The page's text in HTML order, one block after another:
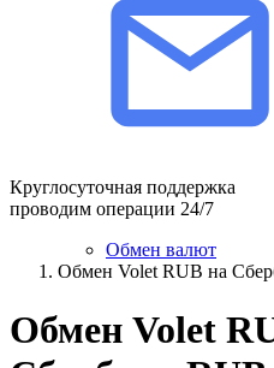
Круглосуточная поддержка
проводим операции 24/7
Обмен валют
Обмен Volet RUB на
Обмен Volet